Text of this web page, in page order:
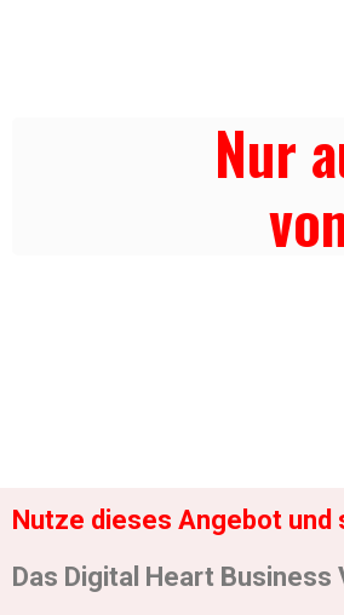
Nur
Nutze dieses Angebot und
Das Digital Heart